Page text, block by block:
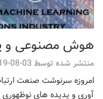
هوش مصنوعی و
منتشر شده توسط 08-03
امروزه سرنوشت صنعت